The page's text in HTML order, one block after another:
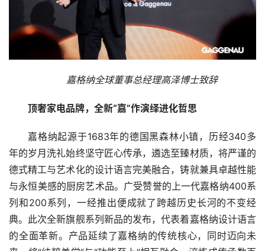
嘉格纳全球董事总经理高泽博士致辞
顶奢家电品牌，全新“嘉”作演绎进化哲思
嘉格纳起源于1683年的德国黑森林小镇，历经340多
年的岁月洗礼始终坚守匠心传承，遴选至臻材质，将严谨的
德式精工与艺术化的设计语言完美融合，铸就兼具卓越性能
与永恒美感的厨房艺术品。广受赞誉的上一代嘉格纳400系
列和200系列，一经推出便成就了跨越历史长河的不变经
典。此次全新旗舰系列新品的发布，代表着嘉格纳设计语言
的全面革新。产品延续了嘉格纳的传统核心，同时迈向未